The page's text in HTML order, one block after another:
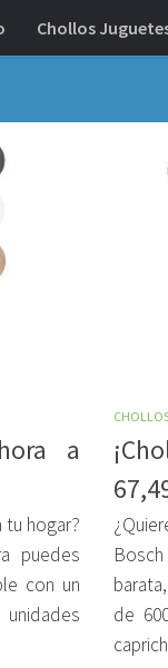
Chollos
a
tu hogar?
puedes
con un
de